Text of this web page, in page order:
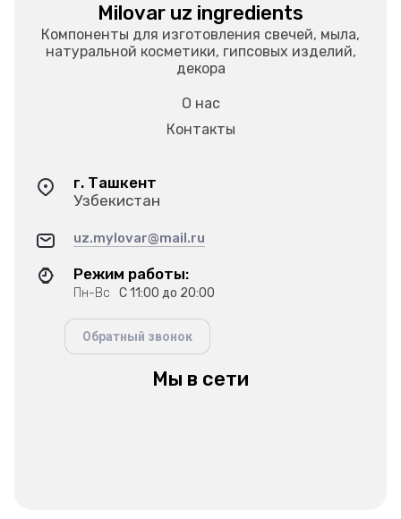
Milovar uz ingredients
Компоненты для изготовления свечей, мыла,
натуральной косметики, гипсовых изделий,
декора
О нас
Контакты
г. Ташкент
Узбекистан
uz.mylovar@mail.ru
Режим работы:
Пн-Вс С 11:00 до 20:00
Обратный звонок
Мы в сети